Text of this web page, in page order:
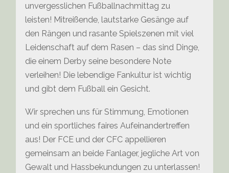
unvergesslichen Fußballnachmittag zu
leisten! Mitreißende, lautstarke Gesänge auf
den Rängen und rasante Spielszenen mit viel
Leidenschaft auf dem Rasen – das sind Dinge,
die einem Derby seine besondere Note
verleihen! Die lebendige Fankultur ist wichtig
und gibt dem Fußball ein Gesicht.
Wir sprechen uns für Stimmung, Emotionen
und ein sportliches faires Aufeinandertreffen
aus! Der FCE und der CFC appellieren
gemeinsam an beide Fanlager, jegliche Art von
Gewalt und Hassbekundungen zu unterlassen!